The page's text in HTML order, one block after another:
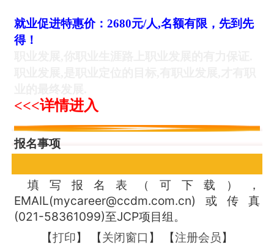
就业促进特惠价：2680元/人,名额有限，先到先
得！
<<<详情进入
报名事项
填写报名表（可下载），
EMAIL(mycareer@ccdm.com.cn)或传真
(021-58361099)至JCP项目组。
【打印】 【关闭窗口 】 【注册会员】